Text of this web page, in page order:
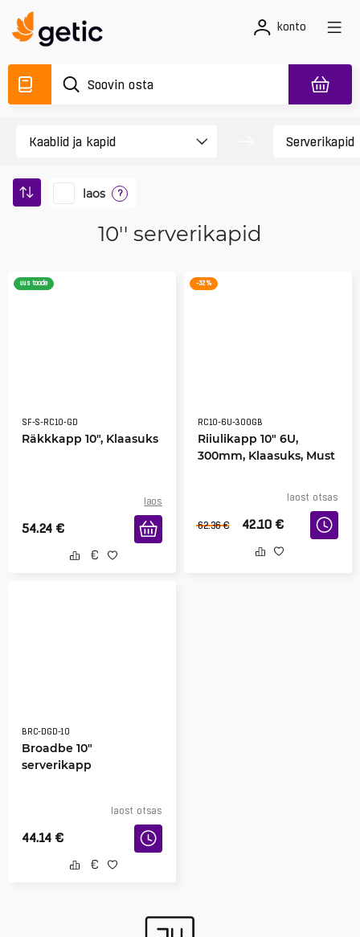
konto
laos ?
10'' serverikapid
uus toode
SF-S-RC10-GD
Räkkkapp 10", Klaasuks
laos
54.24 €
-32 %
RC10-6U-300GB
Riiulikapp 10" 6U,
300mm, Klaasuks, Must
laost otsas
62.36 € 42.10 €
BRC-DGD-10
Broadbe 10"
serverikapp
laost otsas
44.14 €